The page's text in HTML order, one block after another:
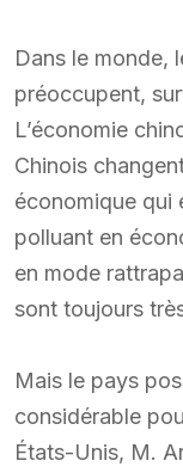
Dans le monde,
préoccupent,
L’économie
Chinois
économique qui
polluant en
en mode
sont toujours
Mais le pays
considérable
États-Unis, M.